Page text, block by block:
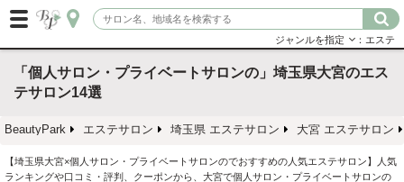
ジャンルを指定 ：エステ
「個人サロン・プライベートサロンの」埼玉県大宮のエス
テサロン14選
BeautyPark エステサロン 埼玉県 エステサロン 大宮 エステサロン
【埼玉県大宮×個人サロン・プライベートサロンのでおすすめの人気エステサロン】人気
ランキングや口コミ・評判、クーポンから、大宮で個人サロン・プライベートサロンの